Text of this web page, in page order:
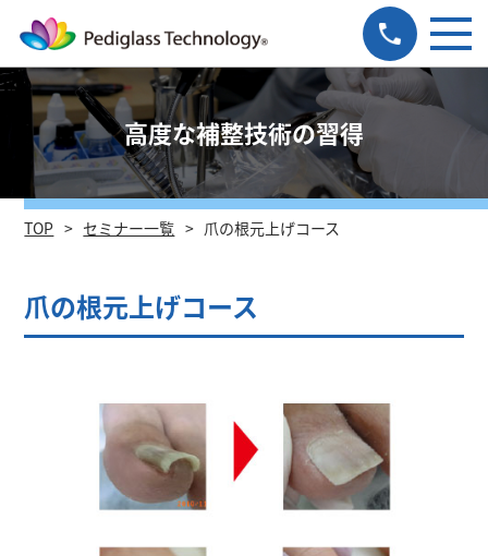
高度な補整技術の習得
TOP セミナー一覧 爪の根元上げコース
爪の根元上げコース